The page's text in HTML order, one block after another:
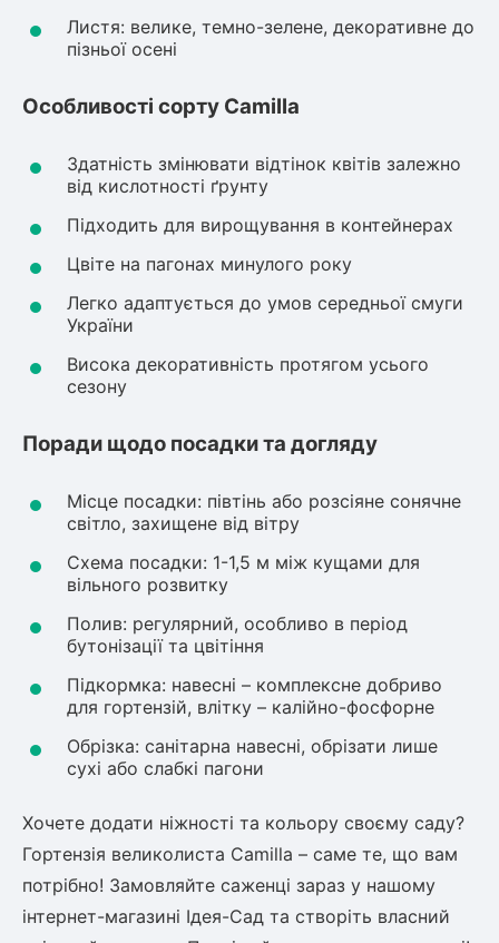
Гліцинія (Вістерія)
Жимолость декоративна
Клематіс
Листя: велике, темно-зелене, декоративне до
пізньої осені
Особливості сорту Camilla
Здатність змінювати відтінок квітів залежно
від кислотності ґрунту
Підходить для вирощування в контейнерах
Цвіте на пагонах минулого року
Легко адаптується до умов середньої смуги
України
Висока декоративність протягом усього
сезону
Поради щодо посадки та догляду
Місце посадки: півтінь або розсіяне сонячне
світло, захищене від вітру
Схема посадки: 1-1,5 м між кущами для
вільного розвитку
Полив: регулярний, особливо в період
бутонізації та цвітіння
Підкормка: навесні – комплексне добриво
для гортензій, влітку – калійно-фосфорне
Обрізка: санітарна навесні, обрізати лише
сухі або слабкі пагони
Хочете додати ніжності та кольору своєму саду?
Гортензія великолиста Camilla – саме те, що вам
потрібно! Замовляйте саженці зараз у нашому
інтернет-магазині Ідея-Сад та створіть власний